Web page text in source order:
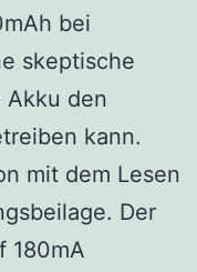
bei
skeptische
Akku den
kann.
mit dem Lesen
Der
180mA